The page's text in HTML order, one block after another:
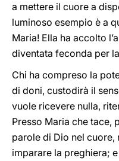
a mettere il cuore a
luminoso esempio è a
Maria! Ella ha accolto
diventata feconda per
Chi ha compreso la
di doni, custodirà il
vuole ricevere nulla,
Presso Maria che tace,
parole di Dio nel cuore,
imparare la preghiera;